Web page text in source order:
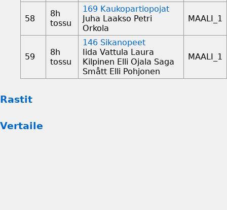
58
8h
tossu
169 Kaukopartiopojat
Juha Laakso Petri
Orkola
MAALI_1
59
8h
tossu
146 Sikanopeet
Iida Vattula Laura
Kilpinen Elli Ojala Saga
Smått Elli Pohjonen
MAALI_1
Rastit
Vertaile